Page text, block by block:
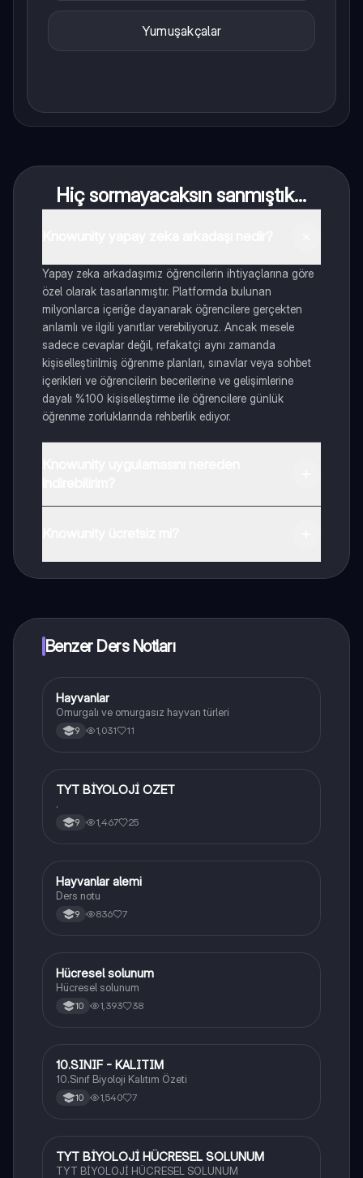
Yumuşakçalar
Hiç sormayacaksın sanmıştık...
Yapay zeka arkadaşımız öğrencilerin ihtiyaçlarına göre
özel olarak tasarlanmıştır. Platformda bulunan
milyonlarca içeriğe dayanarak öğrencilere gerçekten
anlamlı ve ilgili yanıtlar verebiliyoruz. Ancak mesele
sadece cevaplar değil, refakatçi aynı zamanda
kişiselleştirilmiş öğrenme planları, sınavlar veya sohbet
içerikleri ve öğrencilerin becerilerine ve gelişimlerine
dayalı %100 kişiselleştirme ile öğrencilere günlük
öğrenme zorluklarında rehberlik ediyor.
Benzer Ders Notları
Biyoloji
Hayvanlar
Omurgalı ve omurgasız hayvan türleri
9 1,031 11
Biyoloji
TYT BİYOLOJİ OZET
.
9 1,467 25
Biyoloji
Hayvanlar alemi
Ders notu
9 836 7
Biyoloji
Hücresel solunum
Hücresel solunum
10 1,393 38
Biyoloji
10.SINIF - KALITIM
10.Sınıf Biyoloji Kalıtım Özeti
10 1,540 7
Biyoloji
TYT BİYOLOJİ HÜCRESEL SOLUNUM
TYT BİYOLOJİ HÜCRESEL SOLUNUM